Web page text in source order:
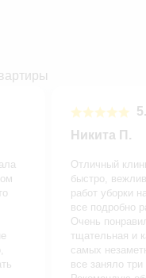
Никита П.
Отличный
быстро,
работ уборки
все подробно
Очень
тщательная и
самых
все заняло